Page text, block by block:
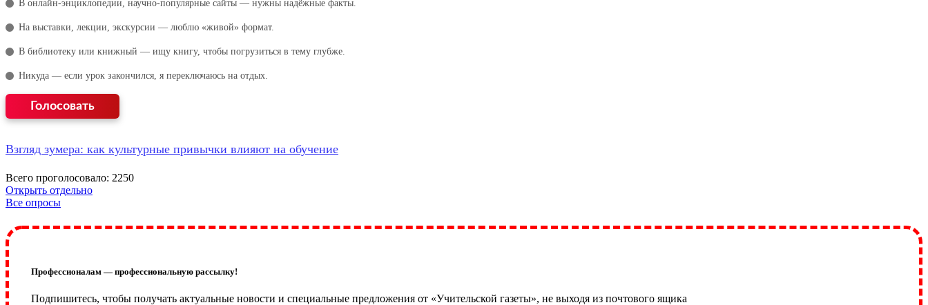
В онлайн‑энциклопедии, научно‑популярные сайты — нужны надёжные факты.
На выставки, лекции, экскурсии — люблю «живой» формат.
В библиотеку или книжный — ищу книгу, чтобы погрузиться в тему глубже.
Никуда — если урок закончился, я переключаюсь на отдых.
Взгляд зумера: как культурные привычки влияют на обучение
Всего проголосовало: 2250
Открыть отдельно
Все опросы
Профессионалам — профессиональную рассылку!
Подпишитесь, чтобы получать актуальные новости и специальные предложения от «Учительской газеты», не выходя из почтового ящика